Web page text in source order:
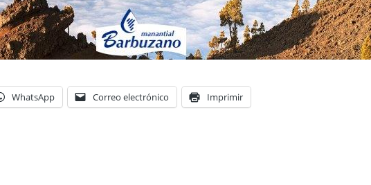
WhatsApp Correo electrónico Imprimir